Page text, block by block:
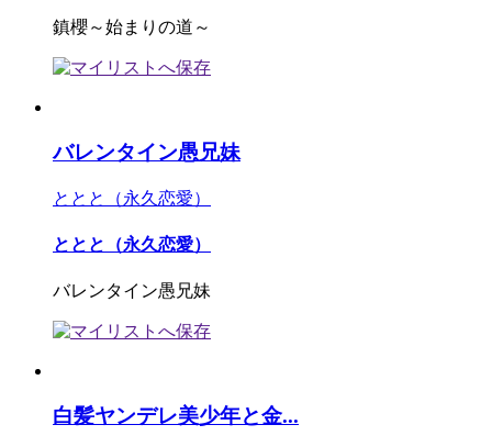
鎮櫻～始まりの道～
バレンタイン愚兄妹
ととと（永久恋愛）
ととと（永久恋愛）
バレンタイン愚兄妹
白髪ヤンデレ美少年と金...